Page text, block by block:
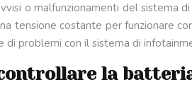
o malfunzionamenti del sistema
tensione costante per funzionare
di problemi con il sistema di
la